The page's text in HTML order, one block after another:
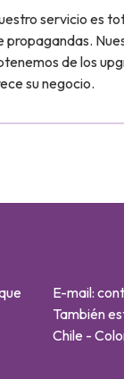
servicio es
propagandas.
de los
su negocio.
E-mail:
También
Chile -